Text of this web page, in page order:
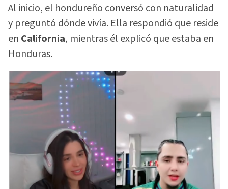
Al inicio, el hondureño conversó con naturalidad
y preguntó dónde vivía. Ella respondió que reside
en California, mientras él explicó que estaba en
Honduras.